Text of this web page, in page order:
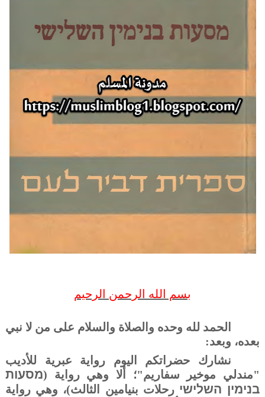
بسم الله الرحمن الرحيم
الحمد لله وحده والصلاة والسلام على من لا نبي
بعده، وبعد:
نشارك حضراتكم اليوم رواية عبرية للأديب
"مندلي موخير سفاريم"؛ ألا وهي رواية (מסעות
בנימין השלישי رحلات بنيامين الثالث)، وهي رواية